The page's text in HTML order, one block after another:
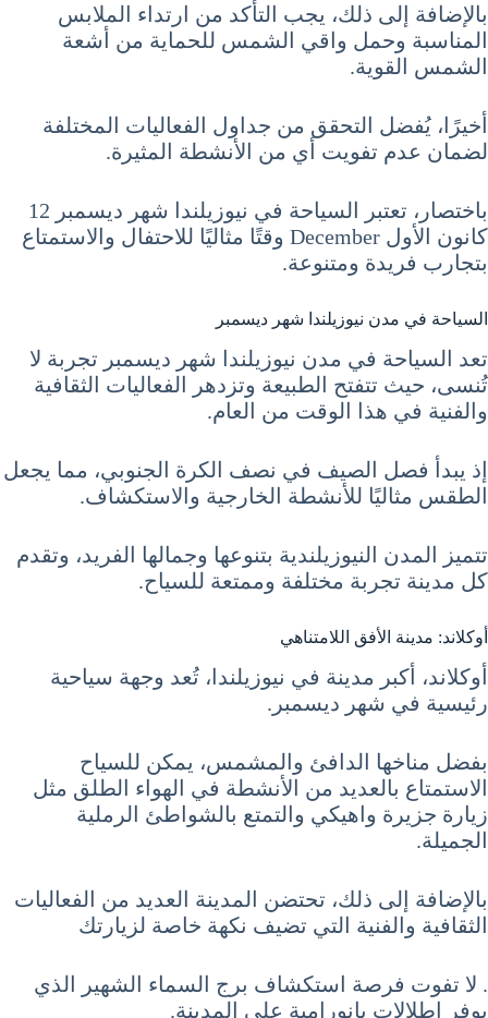
بالإضافة إلى ذلك، يجب التأكد من ارتداء الملابس
المناسبة وحمل واقي الشمس للحماية من أشعة
الشمس القوية.
أخيرًا، يُفضل التحقق من جداول الفعاليات المختلفة
لضمان عدم تفويت أي من الأنشطة المثيرة.
باختصار، تعتبر السياحة في نيوزيلندا شهر ديسمبر 12
كانون الأول December وقتًا مثاليًا للاحتفال والاستمتاع
بتجارب فريدة ومتنوعة.
السياحة في مدن نيوزيلندا شهر ديسمبر
تعد السياحة في مدن نيوزيلندا شهر ديسمبر تجربة لا
تُنسى، حيث تتفتح الطبيعة وتزدهر الفعاليات الثقافية
والفنية في هذا الوقت من العام.
إذ يبدأ فصل الصيف في نصف الكرة الجنوبي، مما يجعل
الطقس مثاليًا للأنشطة الخارجية والاستكشاف.
تتميز المدن النيوزيلندية بتنوعها وجمالها الفريد، وتقدم
كل مدينة تجربة مختلفة وممتعة للسياح.
أوكلاند: مدينة الأفق اللامتناهي
أوكلاند، أكبر مدينة في نيوزيلندا، تُعد وجهة سياحية
رئيسية في شهر ديسمبر.
بفضل مناخها الدافئ والمشمس، يمكن للسياح
الاستمتاع بالعديد من الأنشطة في الهواء الطلق مثل
زيارة جزيرة واهيكي والتمتع بالشواطئ الرملية
الجميلة.
بالإضافة إلى ذلك، تحتضن المدينة العديد من الفعاليات
الثقافية والفنية التي تضيف نكهة خاصة لزيارتك
. لا تفوت فرصة استكشاف برج السماء الشهير الذي
يوفر إطلالات بانورامية على المدينة.